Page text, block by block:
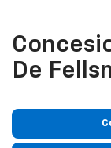
De